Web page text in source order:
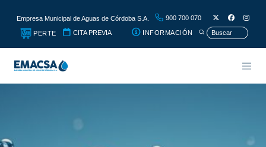
Empresa Municipal de Aguas de Córdoba S.A. 900 700 070
PERTE CITA PREVIA INFORMACIÓN